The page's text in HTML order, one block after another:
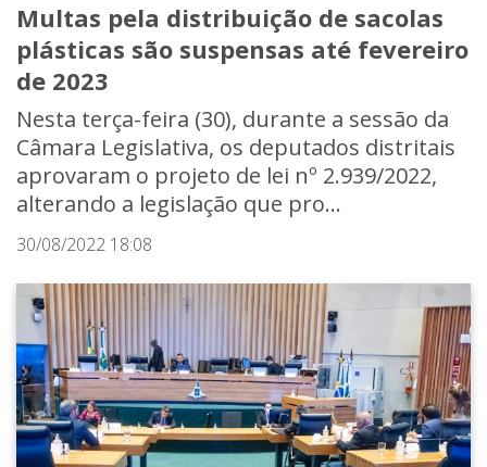
Multas pela distribuição de sacolas
plásticas são suspensas até fevereiro
de 2023
Nesta terça-feira (30), durante a sessão da
Câmara Legislativa, os deputados distritais
aprovaram o projeto de lei nº 2.939/2022,
alterando a legislação que pro...
30/08/2022 18:08